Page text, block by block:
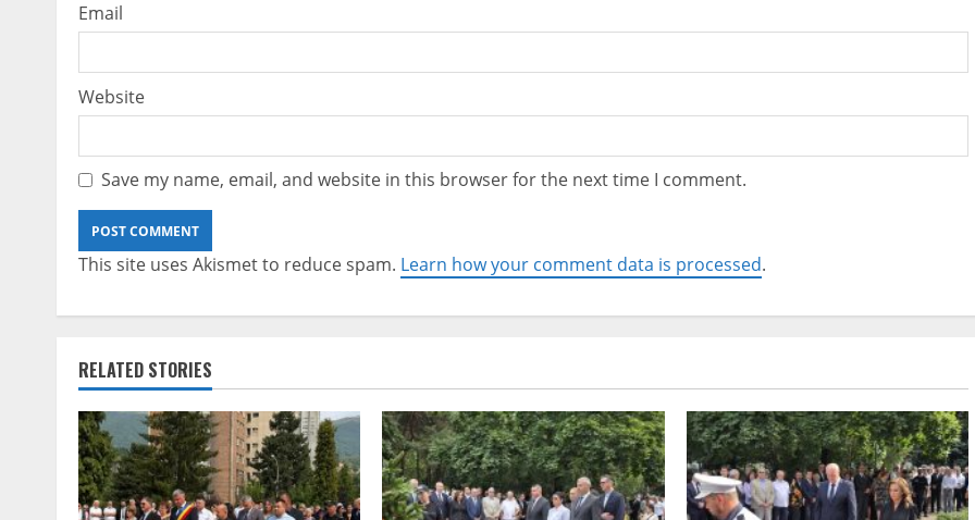
Email
Website
Save my name, email, and website in this browser for the next time I comment.
This site uses Akismet to reduce spam. Learn how your comment data is processed.
RELATED STORIES